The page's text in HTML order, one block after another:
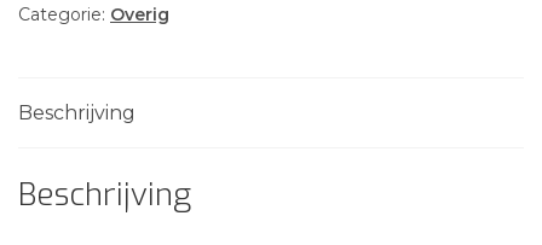
NYLON
Categorie: Overig
Beschrijving
Beschrijving